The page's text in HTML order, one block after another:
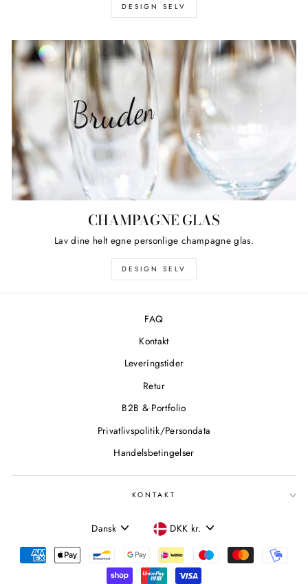
DESIGN SELV
CHAMPAGNE GLAS
Lav dine helt egne personlige champagne glas.
DESIGN SELV
FAQ
Kontakt
Leveringstider
Retur
B2B & Portfolio
Privatlivspolitik/Persondata
Handelsbetingelser
KONTAKT
SPROG
Dansk VALUTA
DKK kr.